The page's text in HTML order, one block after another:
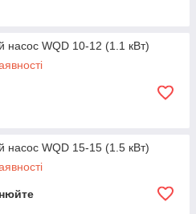
насос WQD 10-12 (1.1 кВт)
насос WQD 15-15 (1.5 кВт)